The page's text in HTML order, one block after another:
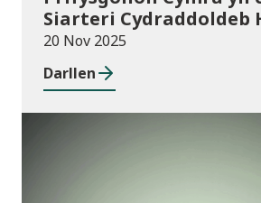
Siarteri Cydraddoldeb
Prifysgolion yn
mewn Cymru wrth-hiliol
20 Nov 2025
Darllen